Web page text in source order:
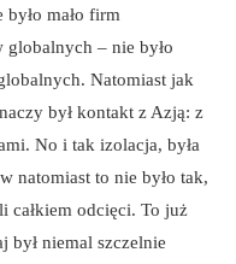
było mało firm
globalnych – nie było
Natomiast jak
był kontakt z Azją: z
No i tak izolacja, była
natomiast to nie było tak,
całkiem odcięci. To już
był niemal szczelnie